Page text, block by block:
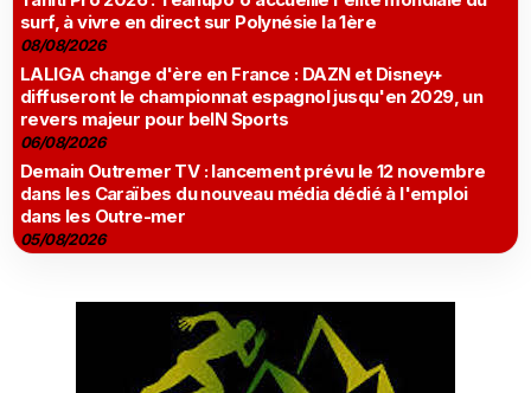
surf, à vivre en direct sur Polynésie la 1ère
08/08/2026
LALIGA change d'ère en France : DAZN et Disney+
diffuseront le championnat espagnol jusqu'en 2029, un
revers majeur pour beIN Sports
06/08/2026
Demain Outremer TV : lancement prévu le 12 novembre
dans les Caraïbes du nouveau média dédié à l'emploi
dans les Outre-mer
05/08/2026